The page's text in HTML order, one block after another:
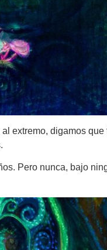
extremo, digamos que
Pero nunca, bajo